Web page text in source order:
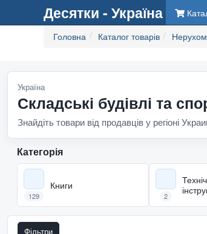
Десятки - Україна
Головна
Каталог товарів
Україна
Складські будівлі та
Знайдіть товари від продавців у регіоні
Категорія
Книги
129 2
Фільтри